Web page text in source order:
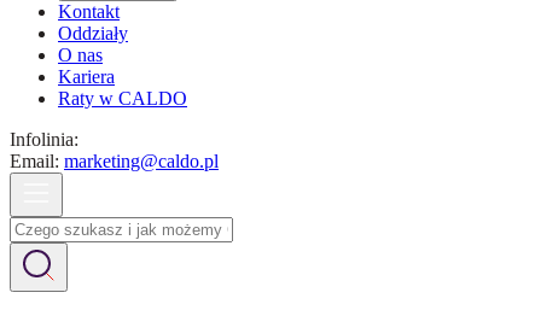
Kontakt
Oddziały
O nas
Kariera
Raty w CALDO
Infolinia:
Email: marketing@caldo.pl